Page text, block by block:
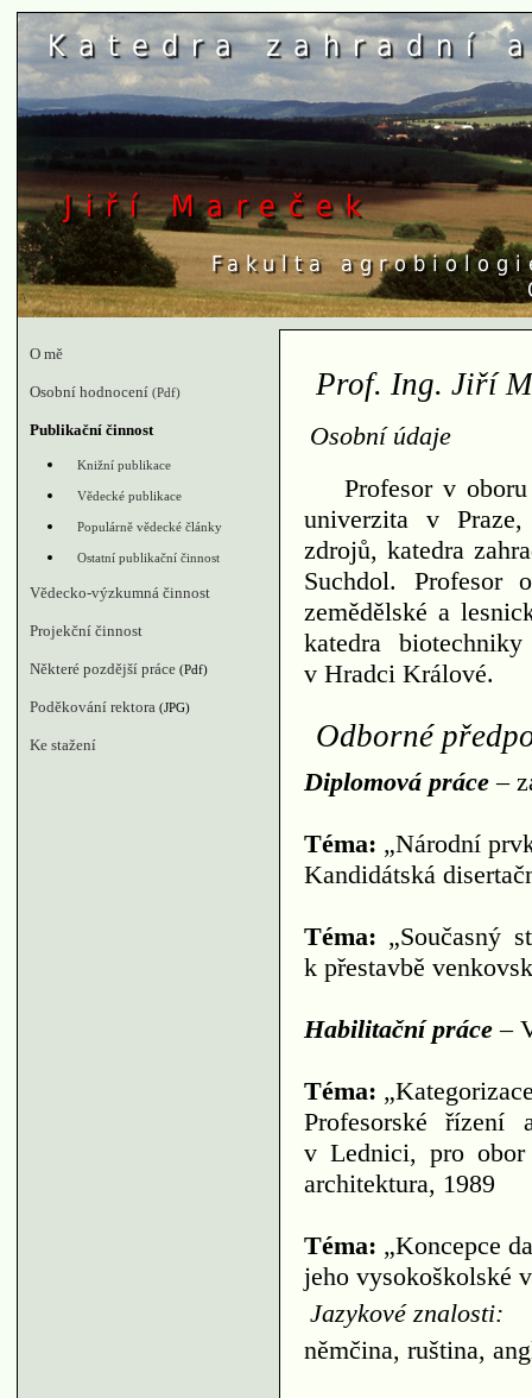
O mě
Osobní hodnocení (Pdf)
Publikační činnost
Knižní publikace
Vědecké publikace
Populárně vědecké články
Ostatní publikační činnost
Vědecko-výzkumná činnost
Projekční činnost
Některé pozdější práce (Pdf)
Poděkování rektora (JPG)
Ke stažení
Prof. Ing. Jiří
Osobní údaje
Profesor v
univerzita v
zdrojů, katedra
Suchdol. Profesor
zemědělské a
katedra
v Hradci Králové.
Odborné
Diplomová práce –
Téma: „Národní
Kandidátská
Téma: „Současný
k přestavbě
Habilitační práce –
Téma:
Profesorské
v Lednici, pro obor
architektura, 1989
Téma: „Koncepce
jeho vysokoškolské
Jazykové znalosti:
němčina, ruština,